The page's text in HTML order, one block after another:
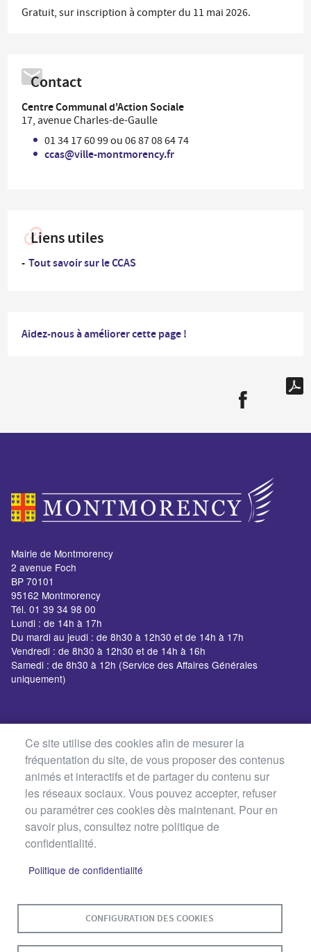
Gratuit, sur inscription à compter du 11 mai 2026.
Contact
Centre Communal d'Action Sociale
17, avenue Charles-de-Gaulle
01 34 17 60 99 ou 06 87 08 64 74
ccas@ville-montmorency.fr
Liens utiles
Tout savoir sur le CCAS
Aidez-nous à améliorer cette page !
Mairie de Montmorency
2 avenue Foch
BP 70101
95162 Montmorency
Tél. 01 39 34 98 00
Lundi : de 14h à 17h
Du mardi au jeudi : de 8h30 à 12h30 et de 14h à 17h
Vendredi : de 8h30 à 12h30 et de 14h à 16h
Samedi : de 8h30 à 12h (Service des Affaires Générales
uniquement)
Ce site utilise des cookies afin de mesurer la
fréquentation du site, de vous proposer des contenus
animés et interactifs et de partager du contenu sur
les réseaux sociaux. Vous pouvez accepter, refuser
ou paramétrer ces cookies dès maintenant. Pour en
savoir plus, consultez notre politique de
confidentialité.
Politique de confidentialité
CONFIGURATION DES COOKIES
PLAN DU SITE CONTACT MENTIONS LÉGALES
DONNÉES PERSONNELLES